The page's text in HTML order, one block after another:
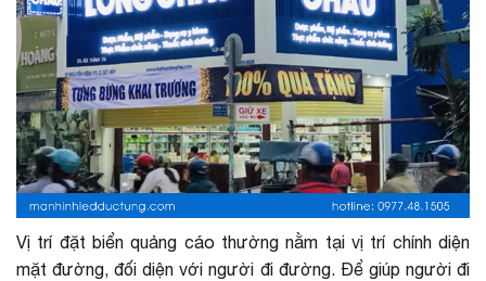
Vị trí đặt biển quảng cáo thường nằm tại vị trí chính diện
mặt đường, đối diện với người đi đường. Để giúp người đi